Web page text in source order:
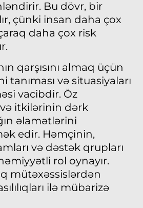
Bu dövr, bir
çünki insan daha çox
daha çox risk
qarşısını almaq üçün
tanıması və situasiyaları
vacibdir. Öz
itkilərinin dərk
əlamətlərini
edir. Həmçinin,
və dəstək qrupları
rol oynayır.
mütəxəssislərdən
ilə mübarizə